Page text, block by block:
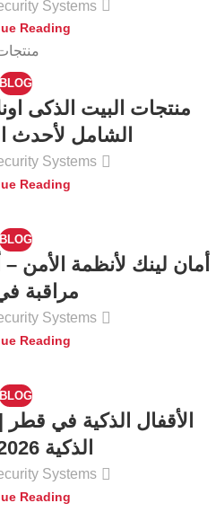
Systems
Reading
BLOG
منتجات البيت الذكى
الشامل لأحدث
Systems
Reading
BLOG
أمان لينك لأنظمة
مراقبة
Systems
Reading
BLOG
الأقفال الذكية في
الذكية 2026 – أمان
Systems
Reading